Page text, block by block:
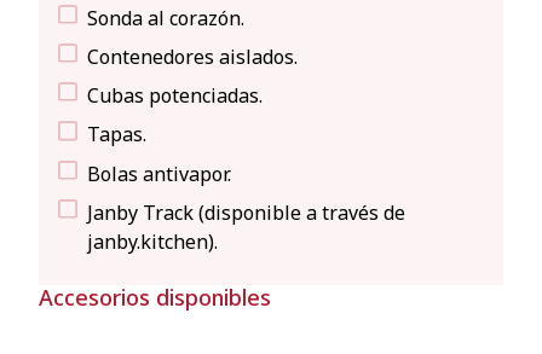
Sonda al corazón.
Contenedores aislados.
Cubas potenciadas.
Tapas.
Bolas antivapor.
Janby Track (disponible a través de
janby.kitchen).
Accesorios disponibles